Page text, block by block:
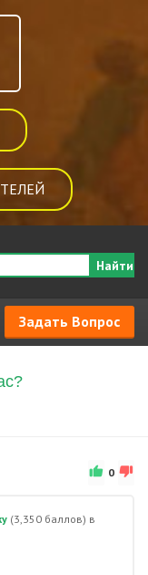
Найти
Задать Вопрос
0
(3,350 баллов) в